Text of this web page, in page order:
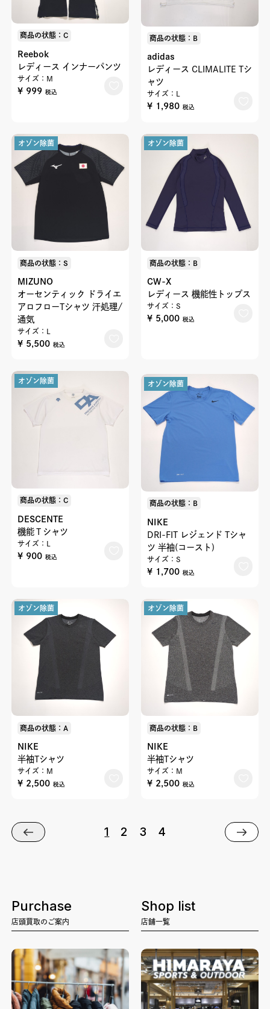
商品の状態：C
Reebok
レディース インナーパンツ
サイズ：M
¥ 999 税込
商品の状態：B
adidas
レディース CLIMALITE Tシ
ャツ
サイズ：L
¥ 1,980 税込
オゾン除菌
商品の状態：S
MIZUNO
オーセンティック ドライエ
アロフローTシャツ 汗処理/
通気
サイズ：L
¥ 5,500 税込
オゾン除菌
商品の状態：B
CW-X
レディース 機能性トップス
サイズ：S
¥ 5,000 税込
オゾン除菌
商品の状態：C
DESCENTE
機能Ｔシャツ
サイズ：L
¥ 900 税込
オゾン除菌
商品の状態：B
NIKE
DRI-FIT レジェンド Tシャ
ツ 半袖(コースト)
サイズ：S
¥ 1,700 税込
オゾン除菌
商品の状態：A
NIKE
半袖Tシャツ
サイズ：M
¥ 2,500 税込
オゾン除菌
商品の状態：B
NIKE
半袖Tシャツ
サイズ：M
¥ 2,500 税込
1 2 3 4
Purchase
店頭買取のご案内
Shop list
店舗一覧